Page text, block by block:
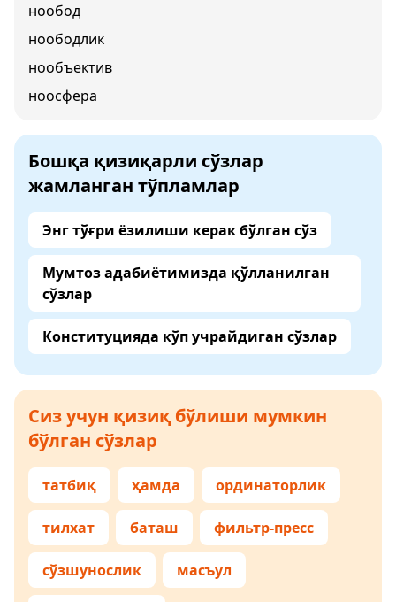
нообод
ноободлик
нообъектив
ноосфера
Бошқа қизиқарли сўзлар
жамланган тўпламлар
Энг тўғри ёзилиши керак бўлган сўз
Мумтоз адабиётимизда қўлланилган
сўзлар
Конституцияда кўп учрайдиган сўзлар
Сиз учун қизиқ бўлиши мумкин
бўлган сўзлар
татбиқ ҳамда ординаторлик
тилхат баташ фильтр-пресс
сўзшунослик масъул